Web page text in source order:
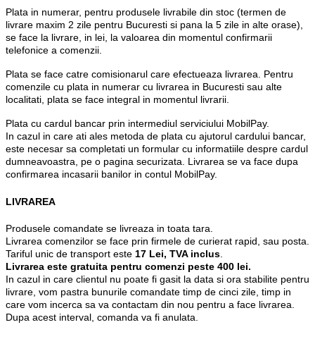
Plata in numerar, pentru produsele livrabile din stoc (termen de
livrare maxim 2 zile pentru Bucuresti si pana la 5 zile in alte orase),
se face la livrare, in lei, la valoarea din momentul confirmarii
telefonice a comenzii.
Plata se face catre comisionarul care efectueaza livrarea. Pentru
comenzile cu plata in numerar cu livrarea in Bucuresti sau alte
localitati, plata se face integral in momentul livrarii.
Plata cu cardul bancar prin intermediul serviciului MobilPay.
In cazul in care ati ales metoda de plata cu ajutorul cardului bancar,
este necesar sa completati un formular cu informatiile despre cardul
dumneavoastra, pe o pagina securizata. Livrarea se va face dupa
confirmarea incasarii banilor in contul MobilPay.
LIVRAREA
Produsele comandate se livreaza in toata tara.
Livrarea comenzilor se face prin firmele de curierat rapid, sau posta.
Tariful unic de transport este 17 Lei, TVA inclus
Livrarea este gratuita pentru comenzi peste 400 lei.
In cazul in care clientul nu poate fi gasit la data si ora stabilite pentru
livrare, vom pastra bunurile comandate timp de cinci zile, timp in
care vom incerca sa va contactam din nou pentru a face livrarea.
Dupa acest interval, comanda va fi anulata.